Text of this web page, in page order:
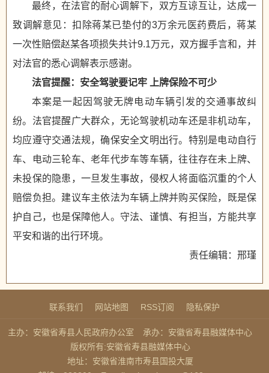
最终，在法官的耐心调解下，双方互谅互让，达成一
致调解意见：扣除蒋某已垫付的3万余元医药费后，蒋某
一次性赔偿赵某各项损失共计9.1万元，双方握手言和，并
对法官的悉心调解表示感谢。
法官提醒：安全驾驶要记牢 上牌保险不可少
本案是一起因驾驶无牌电动车辆引发的交通事故纠
纷。法官提醒广大群众，无论驾驶机动车还是非机动车，
均应遵守交通法规，确保安全文明出行。特别是电动自行
车、电动三轮车、老年代步车等车辆，往往存在未上牌、
未投保的隐患，一旦发生事故，侵权人将面临沉重的个人
赔偿负担。建议车主依法为车辆上牌并购买保险，既是保
护自己，也是保障他人。守法、谨慎、有担当，方能共享
平安和谐的出行环境。
责任编辑：邢瑾
联系我们 网站地图 RSS订阅 隐私保护
主办：安徽省寿县人民政府办公室
承办：安徽省寿县融媒体中心
版权所有:安徽省寿县融媒体中心
地址：安徽省淮南市寿县国投大厦